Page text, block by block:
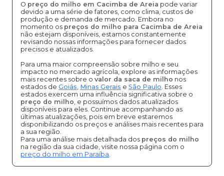
O preço do milho em Cacimba de Areia pode variar
devido a uma série de fatores, como clima, custos de
produção e demanda de mercado. Embora no
momento os preços do milho para Cacimba de Areia
não estejam disponíveis, estamos constantemente
revisando nossas informações para fornecer dados
precisos e atualizados.
Para uma maior compreensão sobre milho e seu
impacto no mercado agrícola, explore as informações
mais recentes sobre o valor da saca de milho nos
estados de Goiás, Minas Gerais e São Paulo. Esses
estados exercem uma influência significativa sobre o
preço do milho, e possuímos dados atualizados
disponíveis para eles. Continue acompanhando as
últimas atualizações, pois em breve estaremos
disponibilizando os preços e análises mais recentes para
a sua região.
Para uma análise mais detalhada dos preços do milho
na região da sua cidade, visite nossa página com o
preço do milho em Paraíba.